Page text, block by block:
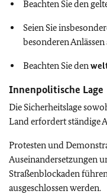
Beachten Sie den
Seien Sie
besonderen
Beachten Sie den
Innenpolitische Lage
Die Sicherheitslage
Land erfordert ständige
Protesten und
Auseinandersetzungen
Straßenblockaden
ausgeschlossen werden.